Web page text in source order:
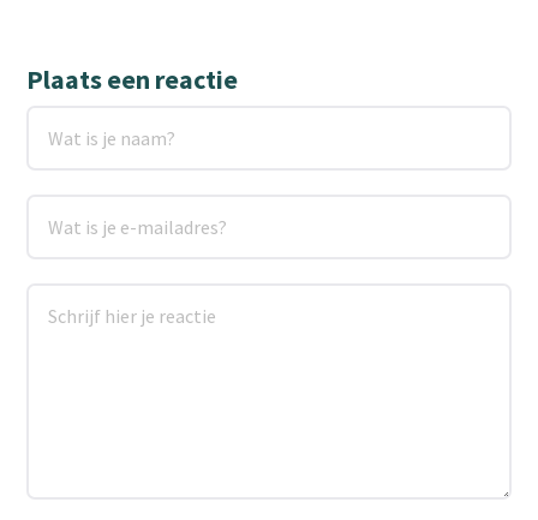
Plaats een reactie